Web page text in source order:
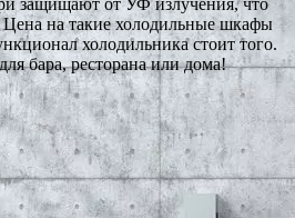
защищают от УФ излучения, что
на такие холодильные шкафы
холодильника стоит того.
бара, ресторана или дома!